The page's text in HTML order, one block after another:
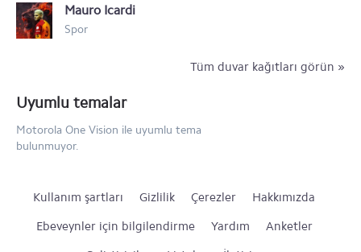
Mauro Icardi
Spor
Tüm duvar kağıtları görün »
Uyumlu temalar
Motorola One Vision ile uyumlu tema
bulunmuyor.
Kullanım şartları Gizlilik Çerezler
Hakkımızda
Ebeveynler için bilgilendirme
Yardım
Anketler